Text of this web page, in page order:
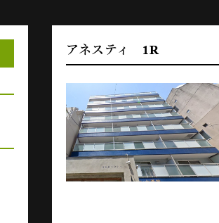
アネスティ 1R